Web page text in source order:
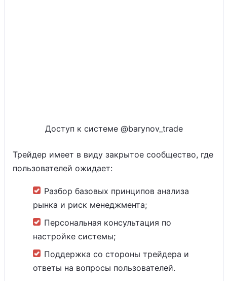
Доступ к системе @barynov_trade
Трейдер имеет в виду закрытое сообщество, где
пользователей ожидает:
Разбор базовых принципов анализа
рынка и риск менеджмента;
Персональная консультация по
настройке системы;
Поддержка со стороны трейдера и
ответы на вопросы пользователей.